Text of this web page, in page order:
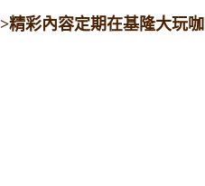
>精彩內容定期在基隆大玩